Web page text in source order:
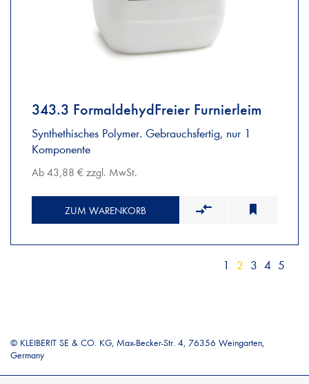
343.3 FormaldehydFreier Furnierleim
Synthethisches Polymer. Gebrauchsfertig, nur 1
Komponente
Ab 43,88 € zzgl. MwSt.
ZUM WARENKORB
1 2 3 4 5
© KLEIBERIT SE & CO. KG, Max-Becker-Str. 4, 76356 Weingarten,
Germany